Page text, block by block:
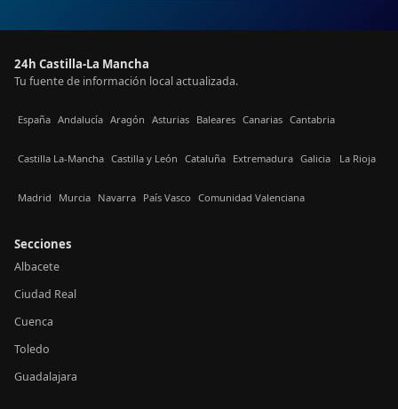
24h Castilla-La Mancha
Tu fuente de información local actualizada.
España Andalucía Aragón Asturias Baleares Canarias Cantabria
Castilla La-Mancha Castilla y León Cataluña Extremadura Galicia La Rioja
Madrid Murcia Navarra País Vasco Comunidad Valenciana
Secciones
Albacete
Ciudad Real
Cuenca
Toledo
Guadalajara